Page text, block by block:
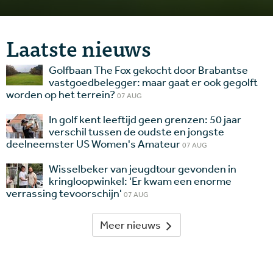
Laatste nieuws
Golfbaan The Fox gekocht door Brabantse
vastgoedbelegger: maar gaat er ook gegolft
worden op het terrein?07 AUG
In golf kent leeftijd geen grenzen: 50 jaar
verschil tussen de oudste en jongste
deelneemster US Women's Amateur07 AUG
Wisselbeker van jeugdtour gevonden in
kringloopwinkel: 'Er kwam een enorme
verrassing tevoorschijn' 07 AUG
Meer nieuws